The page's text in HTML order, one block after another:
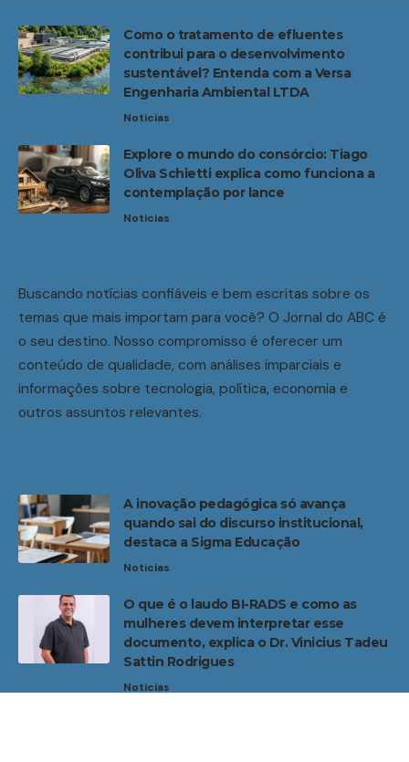
Como o tratamento de efluentes
contribui para o desenvolvimento
sustentável? Entenda com a Versa
Engenharia Ambiental LTDA
Noticias
Explore o mundo do consórcio: Tiago
Oliva Schietti explica como funciona a
contemplação por lance
Noticias
Buscando notícias confiáveis e bem escritas sobre os
temas que mais importam para você? O Jornal do ABC é
o seu destino. Nosso compromisso é oferecer um
conteúdo de qualidade, com análises imparciais e
informações sobre tecnologia, política, economia e
outros assuntos relevantes.
A inovação pedagógica só avança
quando sai do discurso institucional,
destaca a Sigma Educação
Noticias
O que é o laudo BI-RADS e como as
mulheres devem interpretar esse
documento, explica o Dr. Vinicius Tadeu
Sattin Rodrigues
Noticias